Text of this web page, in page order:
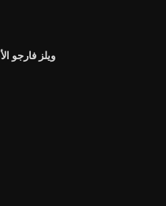
ويلز فارجو